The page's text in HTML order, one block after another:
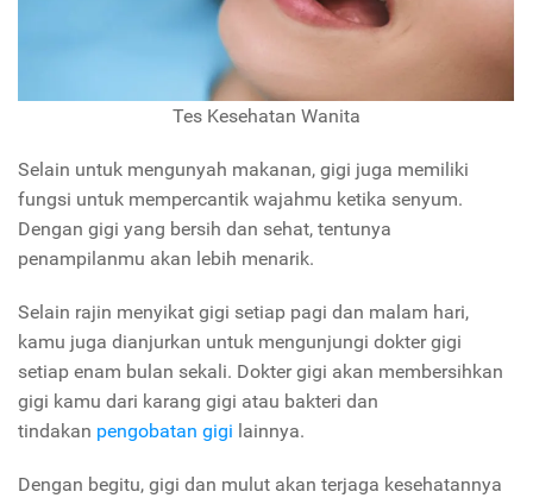
Tes Kesehatan Wanita
Selain untuk mengunyah makanan, gigi juga memiliki
fungsi untuk mempercantik wajahmu ketika senyum.
Dengan gigi yang bersih dan sehat, tentunya
penampilanmu akan lebih menarik.
Selain rajin menyikat gigi setiap pagi dan malam hari,
kamu juga dianjurkan untuk mengunjungi dokter gigi
setiap enam bulan sekali. Dokter gigi akan membersihkan
gigi kamu dari karang gigi atau bakteri dan
tindakan pengobatan gigi lainnya.
Dengan begitu, gigi dan mulut akan terjaga kesehatannya